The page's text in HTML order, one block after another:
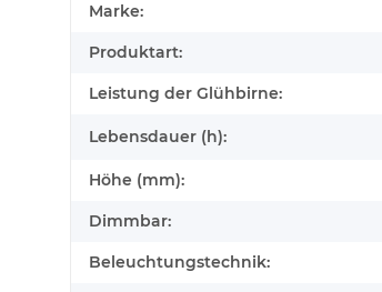
Marke:
Produktart:
Leistung der Glühbirne:
Lebensdauer (h):
Höhe (mm):
Dimmbar:
Beleuchtungstechnik: